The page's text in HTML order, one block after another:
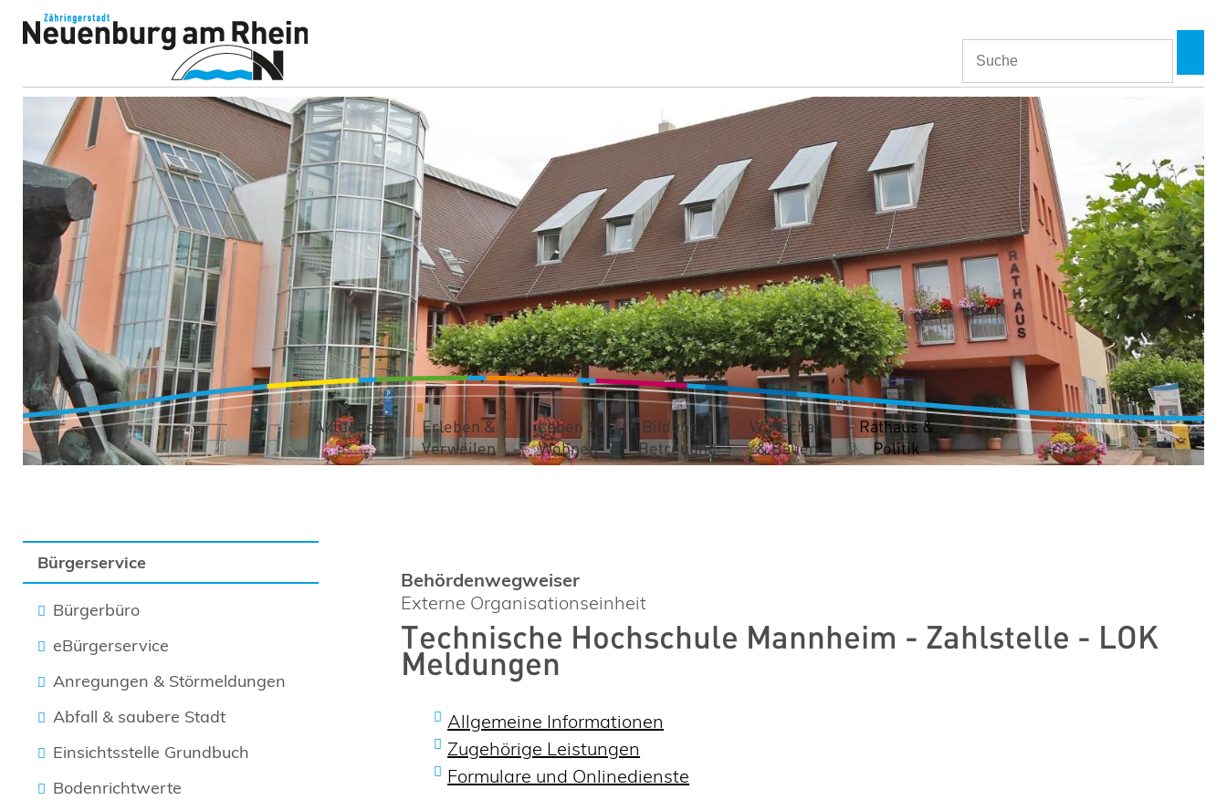
Aktuelles
Erleben &
Verweilen
Leben &
Wohnen
Bildung &
Betreuung
Wirtschaft
& Bauen
Rathaus &
Politik
Bürgerservice
Bürgerbüro
eBürgerservice
Anregungen & Störmeldungen
Abfall & saubere Stadt
Einsichtsstelle Grundbuch
Bodenrichtwerte
Behördenwegweiser
Externe Organisationseinheit
Technische Hochschule Mannheim - Zahlstelle - LOK
Meldungen
Allgemeine Informationen
Zugehörige Leistungen
Formulare und Onlinedienste